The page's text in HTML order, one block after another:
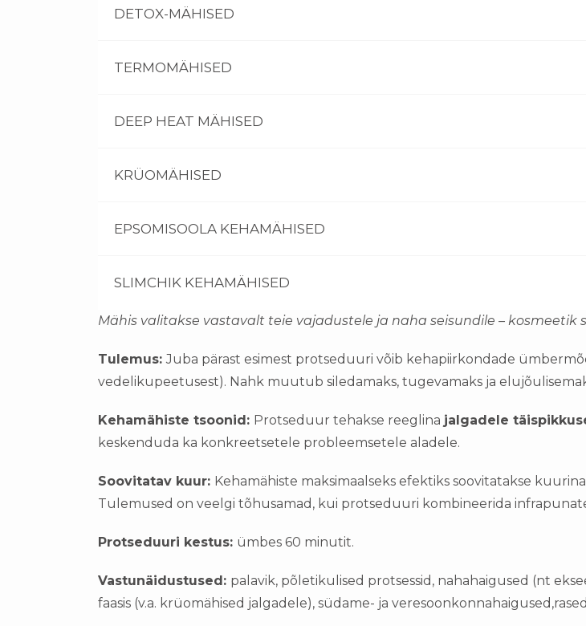
DETOX-MÄHISED
TERMOMÄHISED
DEEP HEAT MÄHISED
KRÜOMÄHISED
EPSOMISOOLA KEHAMÄHISED
SLIMCHIK KEHAMÄHISED
Mähis valitakse vastavalt teie vajadustele ja naha seisundile –
Tulemus:Juba pärast esimest protseduuri võib kehapiirkondade
vedelikupeetusest). Nahk muutub siledamaks, tugevamaks ja
Kehamähiste tsoonid: Protseduur tehakse reeglina jalgadele
keskenduda ka konkreetsetele probleemsetele aladele.
Soovitatav kuur: Kehamähiste maksimaalseks efektiks soovitatakse kuurina
Tulemused on veelgi tõhusamad, kui protseduuri kombineerida
Protseduuri kestus: ümbes 60 minutit.
Vastunäidustused: palavik, põletikulised protsessid, nahahaigused (nt
faasis (v.a. krüomähised jalgadele), südame- ja